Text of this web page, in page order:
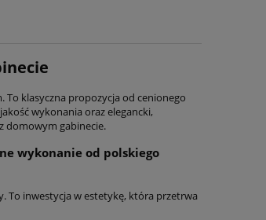
To klasyczna propozycja od cenionego
wykonania oraz elegancki,
domowym gabinecie.
wykonanie od polskiego
To inwestycja w estetykę, która przetrwa